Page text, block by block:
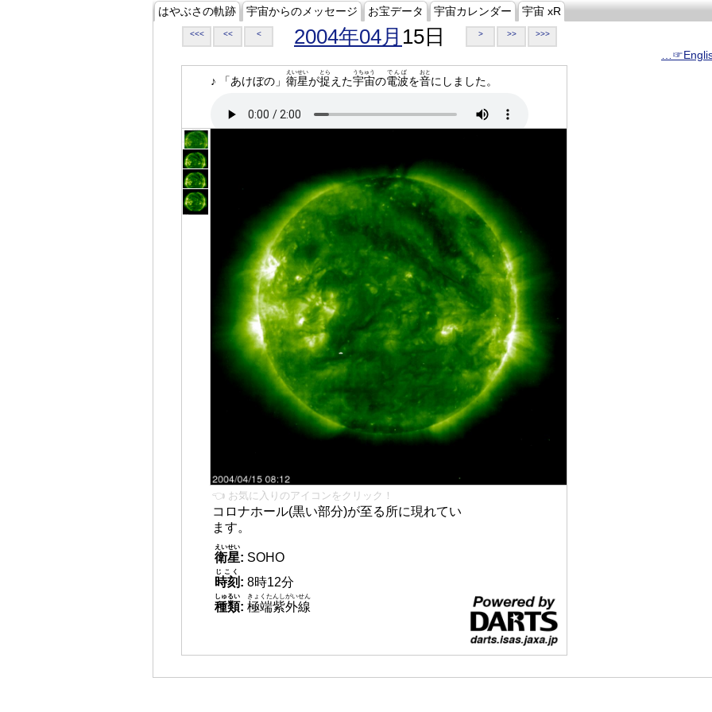
はやぶさの軌跡 宇宙からのメッセージ お宝データ 宇宙カレンダー 宇宙 xR
<<< << < 2004年04月 15日 > >> >>>
♪ 「あけぼの」 衛星
えいせい
が捉
とら
えた宇宙
うちゅう
の電波
でんぱ
を音
おと
にしました。
👈 お気に入りのアイコンをクリック！
コロナホール(黒い部分)が至る所に現れてい
ます。
衛星
えいせい
: SOHO
時刻
じこく
: 8時12分
種類
しゅるい
: 極端紫外線
きょくたんしがいせん